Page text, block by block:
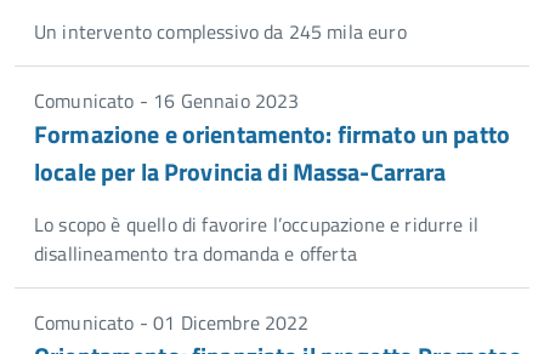
Un intervento complessivo da 245 mila euro
Comunicato - 16 Gennaio 2023
Formazione e orientamento: firmato un patto
locale per la Provincia di Massa-Carrara
Lo scopo è quello di favorire l’occupazione e ridurre il
disallineamento tra domanda e offerta
Comunicato - 01 Dicembre 2022